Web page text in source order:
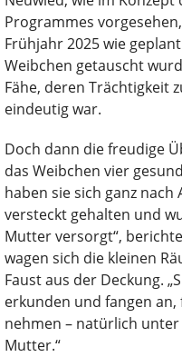
Programmes
Frühjahr 2025 wie
Weibchen getauscht
Fähe, deren Trächtigkeit
eindeutig war.
Doch dann die freudige
das Weibchen vier
haben sie sich ganz
versteckt gehalten und
Mutter versorgt“,
wagen sich die kleinen
Faust aus der Deckung.
erkunden und fangen an,
nehmen – natürlich
Mutter.“